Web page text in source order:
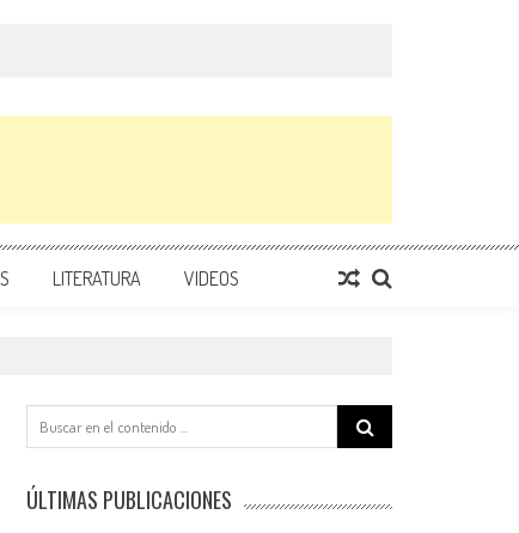
LITERATURA VIDEOS
Search
for:
ÚLTIMAS PUBLICACIONES